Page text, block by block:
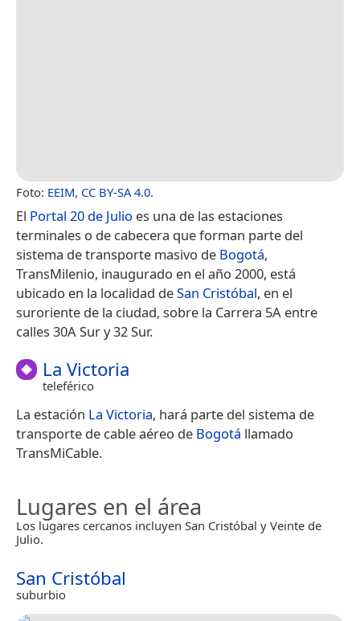
Foto: EEIM, CC BY-SA 4.0.
El Portal 20 de Julio es una de las estaciones
terminales o de cabecera que forman parte del
sistema de transporte masivo de Bogotá,
TransMilenio, inaugurado en el año 2000, está
ubicado en la localidad deSan Cristóbal, en el
suroriente de la ciudad, sobre la Carrera 5A entre
calles 30A Sur y 32 Sur.
La Victoria
teleférico
La estación La Victoria, hará parte del sistema de
transporte de cable aéreo de Bogotá llamado
TransMiCable.
Lugares en el área
Los lugares cercanos incluyen San Cristóbal y Veinte de
Julio.
San Cristóbal
suburbio